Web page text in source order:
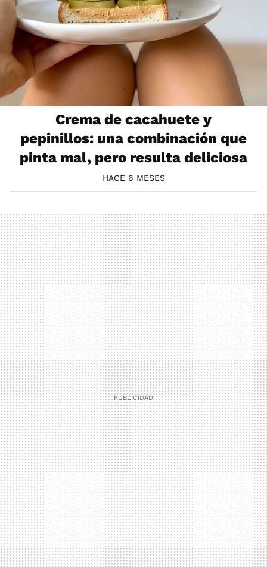
Crema de cacahuete y
pepinillos: una combinación que
pinta mal, pero resulta deliciosa
HACE 6 MESES